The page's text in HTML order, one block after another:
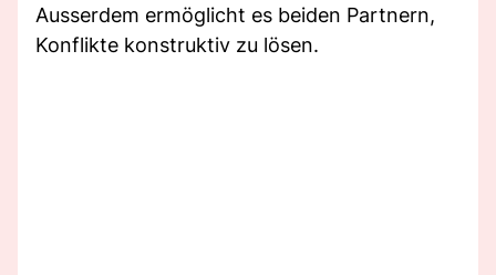
Ausserdem ermöglicht es beiden Partnern,
Konflikte konstruktiv zu lösen.